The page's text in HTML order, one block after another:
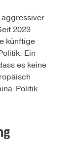
2023
künftige
Ein
es keine
Politik